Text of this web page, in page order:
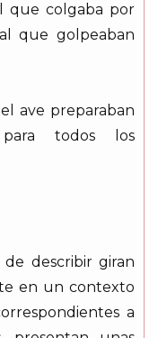
que colgaba por
que golpeaban
ave preparaban
todos los
de describir giran
en un contexto
a